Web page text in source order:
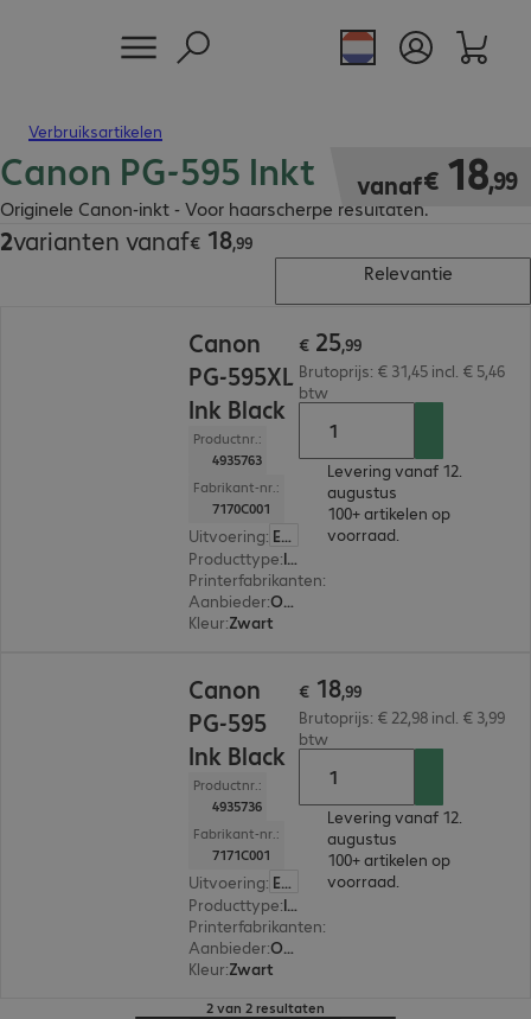
Verbruiksartikelen
Canon PG-595 Inkt
Originele Canon-inkt - Voor haarscherpe resultaten.
vanaf€ 18,99
€ 18,99
2varianten vanaf€ 18,99
€ 18,99
Relevantie
Canon
PG-595XL
Ink Black
Productnr.:
4935763
Fabrikant-nr.:
7170C001
Uitvoering: Europa
Producttype: Ink
Printerfabrikanten:
Aanbieder:
Origineel
Kleur:Zwart
€ 25,99
Brutoprijs: € 31,45 incl. € 5,46
btw
Levering vanaf 12.
augustus
100+ artikelen op
voorraad.
Canon
PG-595
Ink Black
Productnr.:
4935736
Fabrikant-nr.:
7171C001
Uitvoering: Europa
Producttype: Ink
Printerfabrikanten:
Aanbieder:
Origineel
Kleur:Zwart
€ 18,99
Brutoprijs: € 22,98 incl. € 3,99
btw
Levering vanaf 12.
augustus
100+ artikelen op
voorraad.
2 van 2 resultaten